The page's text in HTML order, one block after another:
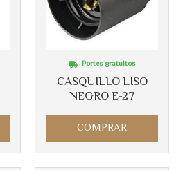
CASQUILLO LISO
NEGRO E-27
Portes gratuitos
COMPRAR
Más info